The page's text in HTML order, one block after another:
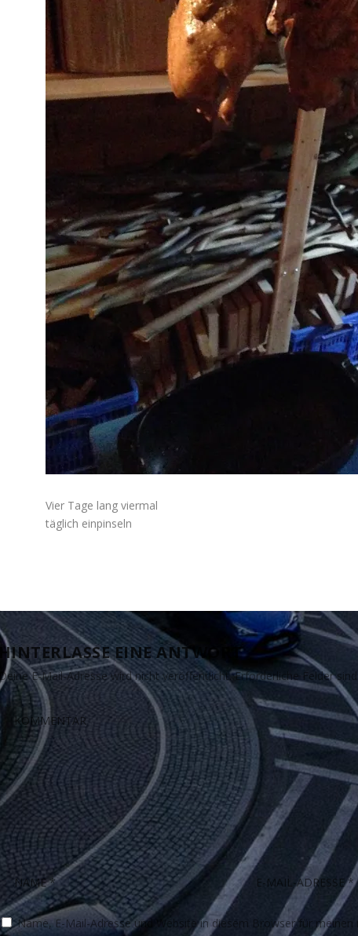
Vier Tage lang viermal
täglich einpinseln
HINTERLASSE EINE ANTWORT
Deine E-Mail-Adresse wird nicht veröffentlicht. Erforderliche Felder
Name, E-Mail-Adresse und Website in diesem Browser für meinen